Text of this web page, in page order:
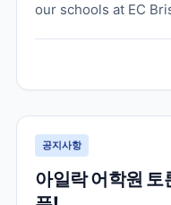
our schools at EC
공지사항
아일락 어학원 토